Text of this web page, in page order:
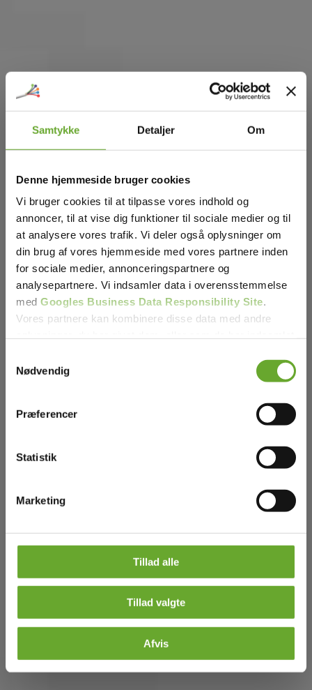
Samtykke Detaljer Om
Denne hjemmeside bruger cookies
Vi bruger cookies til at tilpasse vores indhold og
annoncer, til at vise dig funktioner til sociale medier og til
at analysere vores trafik. Vi deler også oplysninger om
din brug af vores hjemmeside med vores partnere inden
for sociale medier, annonceringspartnere og
analysepartnere. Vi indsamler data i overensstemmelse
med Googles Business Data Responsibility Site.
Vores partnere kan kombinere disse data med andre
Nødvendig
Præferencer
Statistik
Marketing
Tillad alle
Tillad valgte
Afvis
Fjern